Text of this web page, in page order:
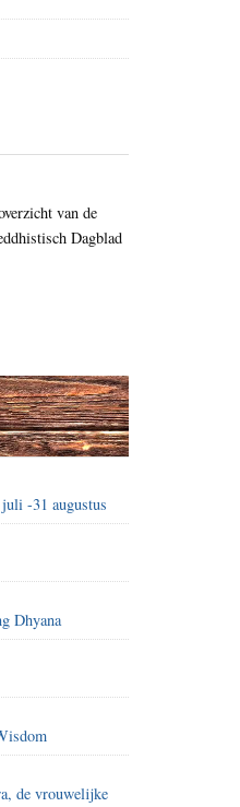
van de
Dagblad
-31 augustus
Dhyana
de vrouwelijke